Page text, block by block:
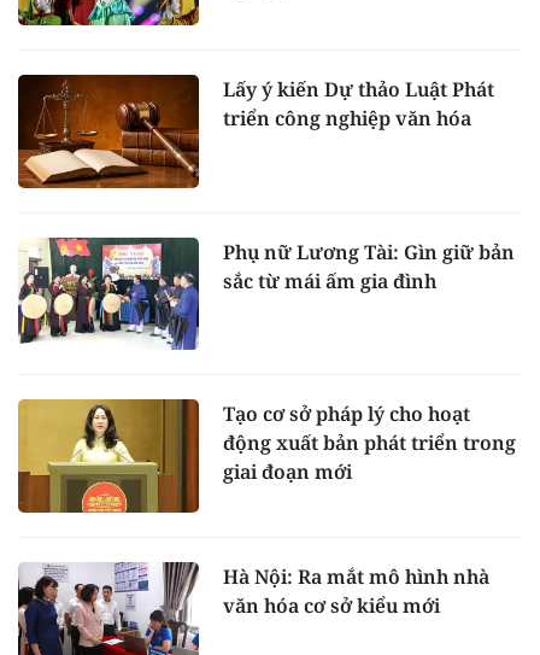
Lấy ý kiến Dự thảo Luật Phát
triển công nghiệp văn hóa
Phụ nữ Lương Tài: Gìn giữ bản
sắc từ mái ấm gia đình
Tạo cơ sở pháp lý cho hoạt
động xuất bản phát triển trong
giai đoạn mới
Hà Nội: Ra mắt mô hình nhà
văn hóa cơ sở kiểu mới